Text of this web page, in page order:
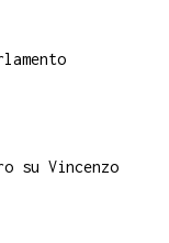
su Vincenzo